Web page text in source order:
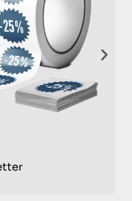
kan du også
kan vælge
brochurer
produkter tilbyder
dit budskab på.
tryk
folder og et hæfte?